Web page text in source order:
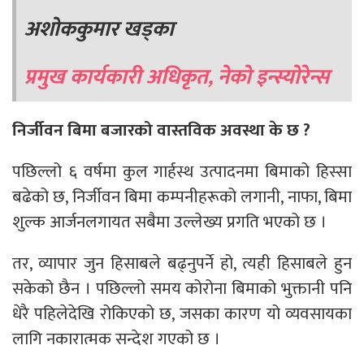
अशोककुमार खड्का
प्रमुख कार्यकारी अधिकृत, नेको इन्स्योरेन्स
निर्जीवन बिमा बजारको वास्तविक अवस्था के छ ?
पछिल्लो ६ वर्षमा कुल गार्हस्थ उत्पादनमा बिमाको हिस्सा
बढेको छ, निर्जीवन बिमा कम्पनीहरूको लगानी, नाफा, बिमा
शुल्क आर्जनलगायत सबैमा उल्लेख्य प्रगति भएको छ ।
तर, व्यापार जुन हिसाबले बढ्नुपर्ने हो, त्यही हिसाबले हुन
सकेको छैन । पछिल्लो समय कोरोना बिमाको भुक्तानी पनि
धेरै पहिलेदेखि रोकिएको छ, जसका कारण यो व्यवसायका
लागि नकारात्मक सन्देश गएको छ ।